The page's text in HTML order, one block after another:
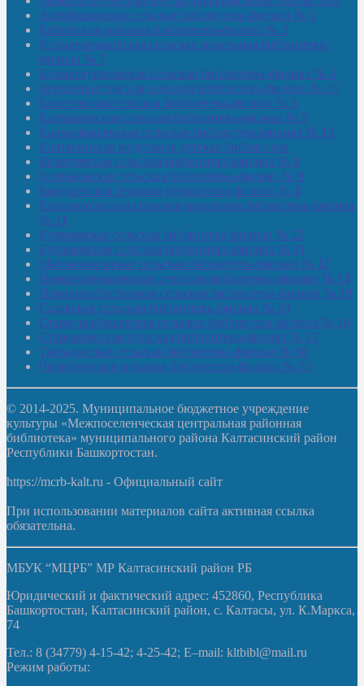
Амзибашевская сельская библиотека-филиал № 1
Бабаевская сельская библиотека-филиал № 2
Большекачаковская сельская модельная библиотека-
филиал № 7
Большекуразовская сельская библиотека-филиал № 3
Верхнетыхтемская сельская библиотека-филиал № 15
Калегинская сельская библиотека-филиал № 6
Калмашевская сельская библиотека-филиал № 5
Калмиябашевская сельская библиотека-филиал № 13
Калтасинская модельная детская библиотека
Кельтеевская сельская библиотека-филиал № 8
Киебаковская сельская библиотека-филиал № 9
Кокушевская сельская библиотека-филиал № 4
Краснохолмская сельская модельная библиотека-филиал
№ 21
Кутеремская сельская библиотека-филиал № 22
Кучашевская сельская библиотека-филиал № 11
Малокачаковская сельская библиотека-филиал № 12
Нижнекачмашевская сельская библиотека-филиал № 14
Новокильбахтинская сельская библиотека-филиал № 19
Сазовская сельская библиотека-филиал № 20
Староорьебашевская сельская библиотека-филиал № 16
Старояшевская сельская библиотека-филиал № 17
Тюльдинская сельская библиотека-филиал № 18
Чилибеевская сельская библиотека-филиал № 10
© 2014-2025. Муниципальное бюджетное учреждение
культуры «Межпоселенческая центральная районная
библиотека» муниципального района Калтасинский район
Республики Башкортостан.
https://mcrb-kalt.ru - Официальный сайт
При использовании материалов сайта активная ссылка
обязательна.
МБУК “МЦРБ” МР Калтасинский район РБ
Юридический и фактический адрес: 452860, Республика
Башкортостан, Калтасинский район, с. Калтасы, ул. К.Маркса,
74
Тел.: 8 (34779) 4-15-42; 4-25-42; E–mail: kltbibl@mail.ru
Режим работы: